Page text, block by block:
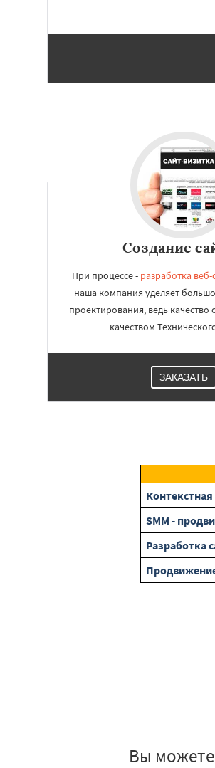
Создание
При процессе - разработка веб-
наша компания уделяет
проектирования, ведь качество
качеством
ЗАКАЗАТЬ
SMM -
Разработка
Вы